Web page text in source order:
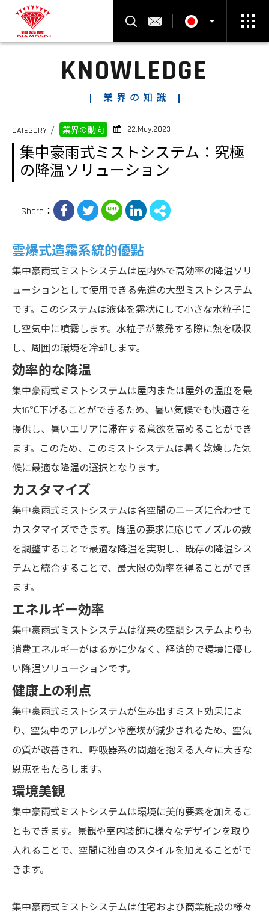
KNOWLEDGE
業界の知識
CATEGORY 業界の動向 22.May.2023
集中豪雨式ミストシステム：究極
の降温ソリューション
Share：
雲爆式造霧系統的優點
集中豪雨式ミストシステムは屋内外で高効率の降温ソリ
ューションとして使用できる先進の大型ミストシステム
です。このシステムは液体を霧状にして小さな水粒子に
し空気中に噴霧します。水粒子が蒸発する際に熱を吸収
し、周囲の環境を冷却します。
効率的な降温
集中豪雨式ミストシステムは屋内または屋外の温度を最
大16℃下げることができるため、暑い気候でも快適さを
提供し、暑いエリアに滞在する意欲を高めることができ
ます。このため、このミストシステムは暑く乾燥した気
候に最適な降温の選択となります。
カスタマイズ
集中豪雨式ミストシステムは各空間のニーズに合わせて
カスタマイズできます。降温の要求に応じてノズルの数
を調整することで最適な降温を実現し、既存の降温シス
テムと統合することで、最大限の効率を得ることができ
ます。
エネルギー効率
集中豪雨式ミストシステムは従来の空調システムよりも
消費エネルギーがはるかに少なく、経済的で環境に優し
い降温ソリューションです。
健康上の利点
集中豪雨式ミストシステムが生み出すミスト効果によ
り、空気中のアレルゲンや塵埃が減少されるため、空気
の質が改善され、呼吸器系の問題を抱える人々に大きな
恩恵をもたらします。
環境美観
集中豪雨式ミストシステムは環境に美的要素を加えるこ
ともできます。景観や室内装飾に様々なデザインを取り
入れることで、空間に独自のスタイルを加えることがで
きます。
集中豪雨式ミストシステムは住宅および商業施設の様々
お問い合わせ
Select Language